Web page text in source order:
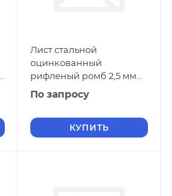
Лист стальной
оцинкованный
рифленый ромб 2,5 мм
Ст1 ГОСТ 8568-77 г/к
По запросу
КУПИТЬ